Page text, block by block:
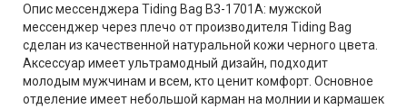
Опис мессенджера Tiding Bag B3-1701A: мужской
мессенджер через плечо от производителя Tiding Bag
сделан из качественной натуральной кожи черного цвета.
Аксессуар имеет ультрамодный дизайн, подходит
молодым мужчинам и всем, кто ценит комфорт. Основное
отделение имеет небольшой карман на молнии и кармашек